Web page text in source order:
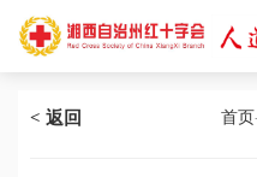
< 返回 首页